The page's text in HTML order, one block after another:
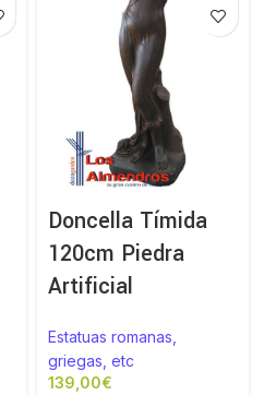
Doncella Tímida
120cm Piedra
Artificial
Estatuas romanas,
griegas, etc
€